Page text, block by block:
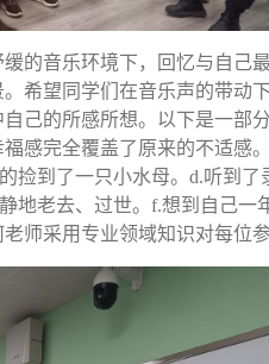
的音乐环境下，回忆与自己
希望同学们在音乐声的带动
己的所感所想。以下是一部
感完全覆盖了原来的不适感
捡到了一只小水母。d.听到
老去、过世。f.想到自己一
师采用专业领域知识对每位